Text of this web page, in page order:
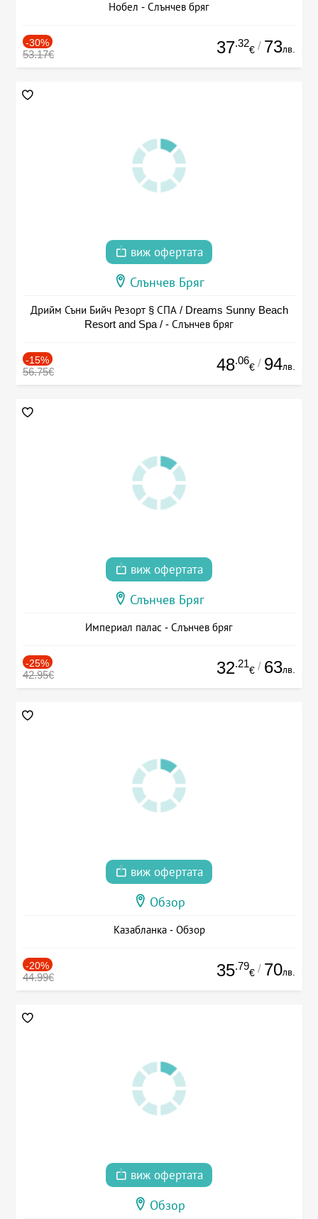
Нобел - Слънчев бряг
-30%
53.17€ 37.32
€ / 73лв.
виж офертата
Слънчев Бряг
Дрийм Съни Бийч Резорт § СПА / Dreams Sunny Beach
Resort and Spa / - Слънчев бряг
-15%
56.75€ 48.06
€ / 94лв.
виж офертата
Слънчев Бряг
Империал палас - Слънчев бряг
-25%
42.95€ 32.21
€ / 63лв.
виж офертата
Обзор
Казабланка - Обзор
-20%
44.99€ 35.79
€ / 70лв.
виж офертата
Обзор